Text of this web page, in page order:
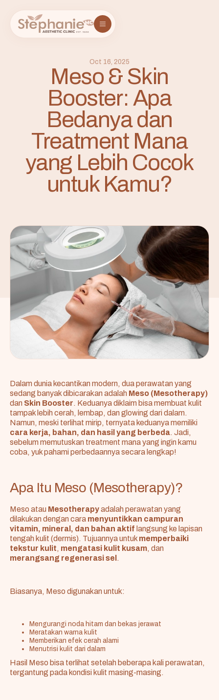
Oct 16, 2025
Meso & Skin
Booster: Apa
Bedanya dan
Treatment Mana
yang Lebih Cocok
untuk Kamu?
Dalam dunia kecantikan modern, dua perawatan yang
sedang banyak dibicarakan adalah Meso (Mesotherapy)
dan Skin Booster. Keduanya diklaim bisa membuat kulit
tampak lebih cerah, lembap, dan glowing dari dalam.
Namun, meski terlihat mirip, ternyata keduanya memiliki
cara kerja, bahan, dan hasil yang berbeda. Jadi,
sebelum memutuskan treatment mana yang ingin kamu
coba, yuk pahami perbedaannya secara lengkap!
Apa Itu Meso (Mesotherapy)?
Meso atau Mesotherapyadalah perawatan yang
dilakukan dengan cara menyuntikkan campuran
vitamin, mineral, dan bahan aktif langsung ke lapisan
tengah kulit (dermis). Tujuannya untuk memperbaiki
tekstur kulit, mengatasi kulit kusam, dan
merangsang regenerasi sel .
Biasanya, Meso digunakan untuk:
Mengurangi noda hitam dan bekas jerawat
Meratakan warna kulit
Memberikan efek cerah alami
Menutrisi kulit dari dalam
Hasil Meso bisa terlihat setelah beberapa kali perawatan,
tergantung pada kondisi kulit masing-masing.